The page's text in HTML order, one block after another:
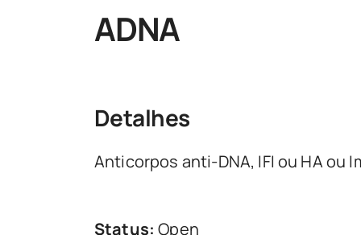
ADNA
Detalhes
Anticorpos anti-DNA, IFI ou HA ou
Status: Open